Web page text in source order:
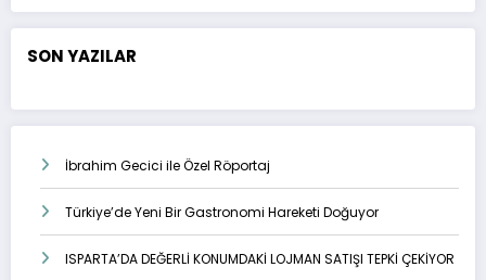
SON YAZILAR
İbrahim Gecici ile Özel Röportaj
Türkiye’de Yeni Bir Gastronomi Hareketi Doğuyor
ISPARTA’DA DEĞERLİ KONUMDAKİ LOJMAN SATIŞI TEPKİ ÇEKİYOR